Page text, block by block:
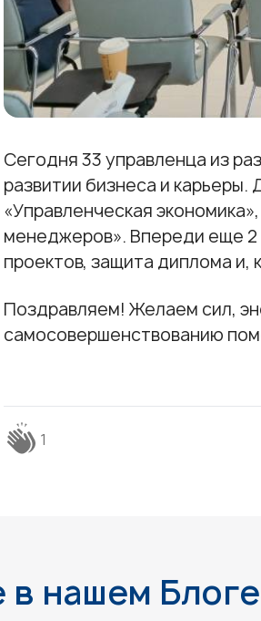
Сегодня 33 управленца из
развитии бизнеса и
«Управленческая
менеджеров». Впереди еще 2
проектов, защита диплома и,
Поздравляем! Желаем сил,
самосовершенствованию
1
нашем Блоге